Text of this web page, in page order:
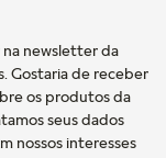
na newsletter da
Gostaria de receber
os produtos da
seus dados
nossos interesses